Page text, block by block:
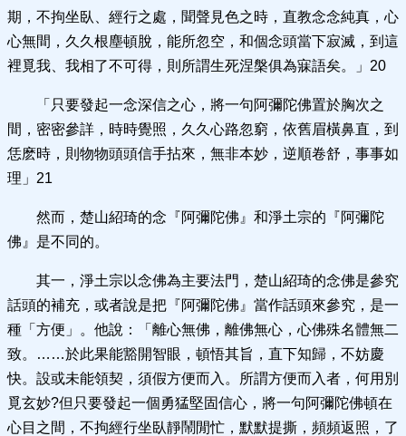
期，不拘坐臥、經行之處，聞聲見色之時，直教念念純真，心
心無間，久久根塵頓脫，能所忽空，和個念頭當下寂滅，到這
裡覓我、我相了不可得，則所謂生死涅槃俱為寐語矣。」20
「只要發起一念深信之心，將一句阿彌陀佛置於胸次之
間，密密參詳，時時覺照，久久心路忽窮，依舊眉橫鼻直，到
恁麽時，則物物頭頭信手拈來，無非本妙，逆順卷舒，事事如
理」21
然而，楚山紹琦的念『阿彌陀佛』和淨土宗的『阿彌陀
佛』是不同的。
其一，淨土宗以念佛為主要法門，楚山紹琦的念佛是參究
話頭的補充，或者說是把『阿彌陀佛』當作話頭來參究，是一
種「方便」。他說：「離心無佛，離佛無心，心佛殊名體無二
致。……於此果能豁開智眼，頓悟其旨，直下知歸，不妨慶
快。設或未能領契，須假方便而入。所謂方便而入者，何用別
覓玄妙?但只要發起一個勇猛堅固信心，將一句阿彌陀佛頓在
心目之間，不拘經行坐臥靜鬧閒忙，默默提撕，頻頻返照，了